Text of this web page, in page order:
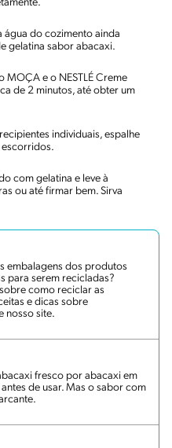
água do cozimento ainda
gelatina sabor abacaxi.
MOÇA e o NESTLÉ Creme
de 2 minutos, até obter um
individuais, espalhe
com gelatina e leve à
ou até firmar bem. Sirva
embalagens dos produtos
para serem recicladas?
como reciclar as
e dicas sobre
nosso site.
fresco por abacaxi em
de usar. Mas o sabor com